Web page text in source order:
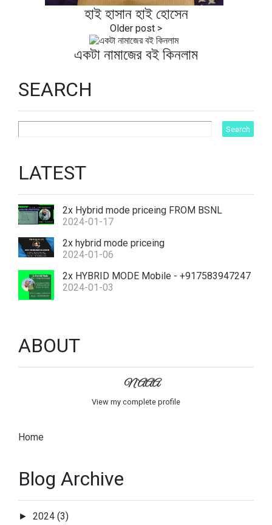
হাই হাসান হাই হোসেন
একটা নামাজের বই কিনলাম
SEARCH
LATEST
2x Hybrid mode priceing FROM BSNL
2024-01-17
2x hybrid mode priceing
2024-01-06
2x HYBRID MODE Mobile - +917583947247
2024-01-03
ABOUT
NAAA
View my complete profile
Home
Blog Archive
► 2024 (3)